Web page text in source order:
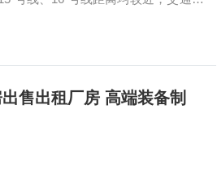
售出租厂房 高端装备制